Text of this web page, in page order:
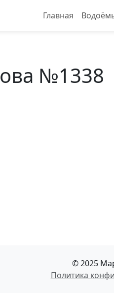
Главная
№1338
© 2025
Политика